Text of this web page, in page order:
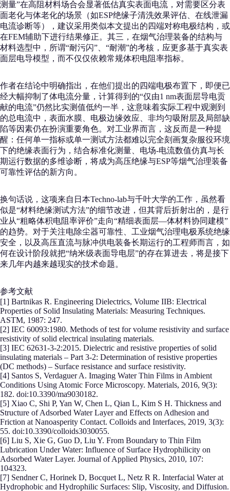
测量”在高阻材料场合会显著低估真实表面电流，对需要区分表
面老化与体老化的场景（如ESP绝缘子清洗效果评估、在线泄漏
电流诊断等），建议采用类似本文提出的四端对称电极结构，或
在FEM辅助下进行结果修正。其三，在烟气治理装备的结构与
材料选型中，所谓“耐污闪”、“耐潮”的考核，应更多基于真实表
面层电导模型，而不仅仅依赖常规体积电阻率指标。
作者在结论中明确指出，在他们提出的四端电极布置下，即便已
经大幅抑制了体电流分量，计算得到的“仅由1 nm表面层导电贡
献的电流”仍然比实测值低约一半，这意味着实际工程中观测到
的总电流中，表面水膜、电极边缘效应、非均匀吸附层及局部缺
陷等因素仍在扮演重要角色。对工业界而言，这反而是一种提
醒：任何单一指标或单一测试方法都难以完全刻画复杂服役环境
下的绝缘表面行为，结合标准化测量、电场-电流数值仿真与长
期运行数据的多维诊断，将成为高压绝缘与ESP等烟气治理装备
可靠性评估的新方向。
换句话说，这项来自日本Techno-lab与千叶大学的工作，虽然看
似是“材料绝缘测试方法”的细节改进，但其背后折射出的，是行
业从“粗略体积电阻率评价”走向“精细表面层—体材料协同建模”
的趋势。对于关注电除尘器可靠性、工业烟气治理电极系统绝缘
安全，以及高压直流与脉冲供电装备长期运行的工程师而言，如
何在设计阶段就把“纳米级表面导电层”的存在算进去，将是接下
来几年内越来越现实的技术命题。
参考文献
[1] Bartnikas R. Engineering Dielectrics, Volume IIB: Electrical
Properties of Solid Insulating Materials: Measuring Techniques.
ASTM, 1987: 247.
[2] IEC 60093:1980. Methods of test for volume resistivity and surface
resistivity of solid electrical insulating materials.
[3] IEC 62631-3-2:2015. Dielectric and resistive properties of solid
insulating materials – Part 3-2: Determination of resistive properties
(DC methods) – Surface resistance and surface resistivity.
[4] Santos S, Verdaguer A. Imaging Water Thin Films in Ambient
Conditions Using Atomic Force Microscopy. Materials, 2016, 9(3):
182. doi:10.3390/ma9030182.
[5] Xiao C, Shi P, Yan W, Chen L, Qian L, Kim S H. Thickness and
Structure of Adsorbed Water Layer and Effects on Adhesion and
Friction at Nanoasperity Contact. Colloids and Interfaces, 2019, 3(3):
55. doi:10.3390/colloids3030055.
[6] Liu S, Xie G, Guo D, Liu Y. From Boundary to Thin Film
Lubrication Under Water: Influence of Surface Hydrophilicity on
Adsorbed Water Layer. Journal of Applied Physics, 2010, 107:
104323.
[7] Sendner C, Horinek D, Bocquet L, Netz R R. Interfacial Water at
Hydrophobic and Hydrophilic Surfaces: Slip, Viscosity, and Diffusion.